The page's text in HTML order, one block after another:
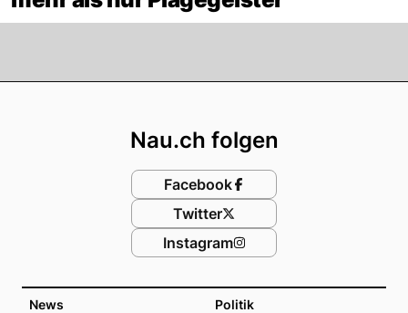
News Politik
Nau.ch folgen
Facebook
Twitter
Instagram